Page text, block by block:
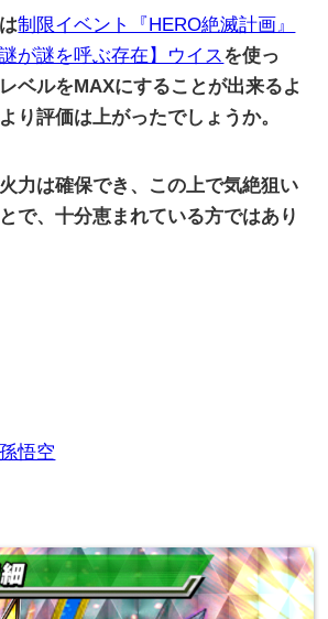
制限イベント『HERO絶滅計画』
謎が謎を呼ぶ存在】ウイス を使っ
ベルをMAXにすることが出来るよ
り評価は上がったでしょうか。
力は確保でき、この上で気絶狙い
で、十分恵まれている方ではあり
悟空